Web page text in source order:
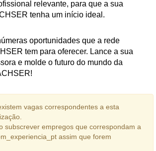
relevante, para que a sua
tenha um início ideal.
oportunidades que a rede
tem para oferecer. Lance a sua
e molde o futuro do mundo da
vagas correspondentes a esta
subscrever empregos que correspondam a
assim que forem